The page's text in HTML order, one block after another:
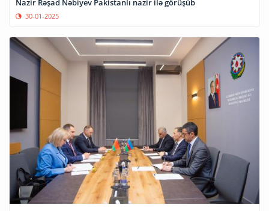
Nazir Rəşad Nəbiyev Pakistanlı nazir ilə görüşüb
30-01-2025